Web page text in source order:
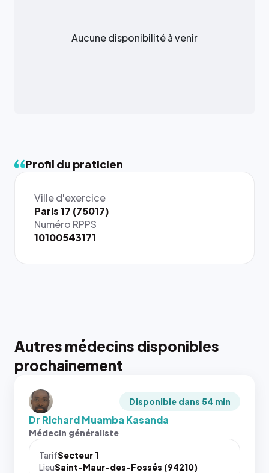
Aucune disponibilité à venir
Profil du praticien
Ville d'exercice
Paris 17 (75017)
Numéro RPPS
10100543171
Autres médecins disponibles
prochainement
Disponible dans 54 min
Dr Richard Muamba Kasanda
Médecin généraliste
TarifSecteur 1
LieuSaint-Maur-des-Fossés (94210)